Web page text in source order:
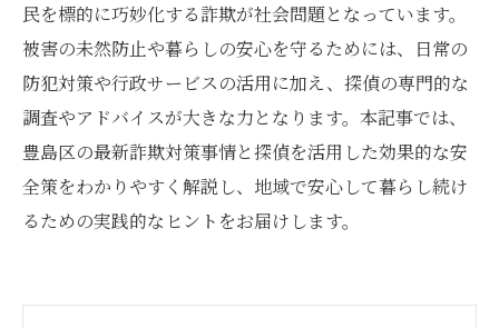
民を標的に巧妙化する詐欺が社会問題となっています。
被害の未然防止や暮らしの安心を守るためには、日常の
防犯対策や行政サービスの活用に加え、探偵の専門的な
調査やアドバイスが大きな力となります。本記事では、
豊島区の最新詐欺対策事情と探偵を活用した効果的な安
全策をわかりやすく解説し、地域で安心して暮らし続け
るための実践的なヒントをお届けします。